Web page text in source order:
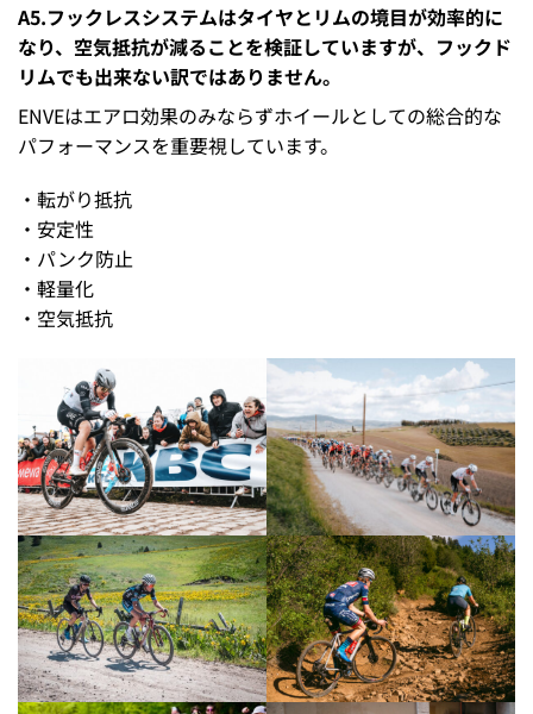
A5.フックレスシステムはタイヤとリムの境目が効率的に
なり、空気抵抗が減ることを検証していますが、フックド
リムでも出来ない訳ではありません。
ENVEはエアロ効果のみならずホイールとしての総合的な
パフォーマンスを重要視しています。
・転がり抵抗
・安定性
・パンク防止
・軽量化
・空気抵抗